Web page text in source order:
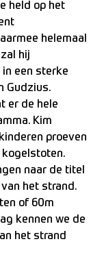
held op het
helemaal
hij
een sterke
Gudzius.
er de hele
Kim
proeven
kogelstoten.
naar de titel
het strand.
of 60m
kennen we de
het strand